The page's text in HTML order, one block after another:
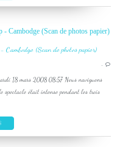
- Cambodge (Scan de photos papier)
…
18 mars 2008 08:57 Nous naviguons
spectacle était intense pendant les trois